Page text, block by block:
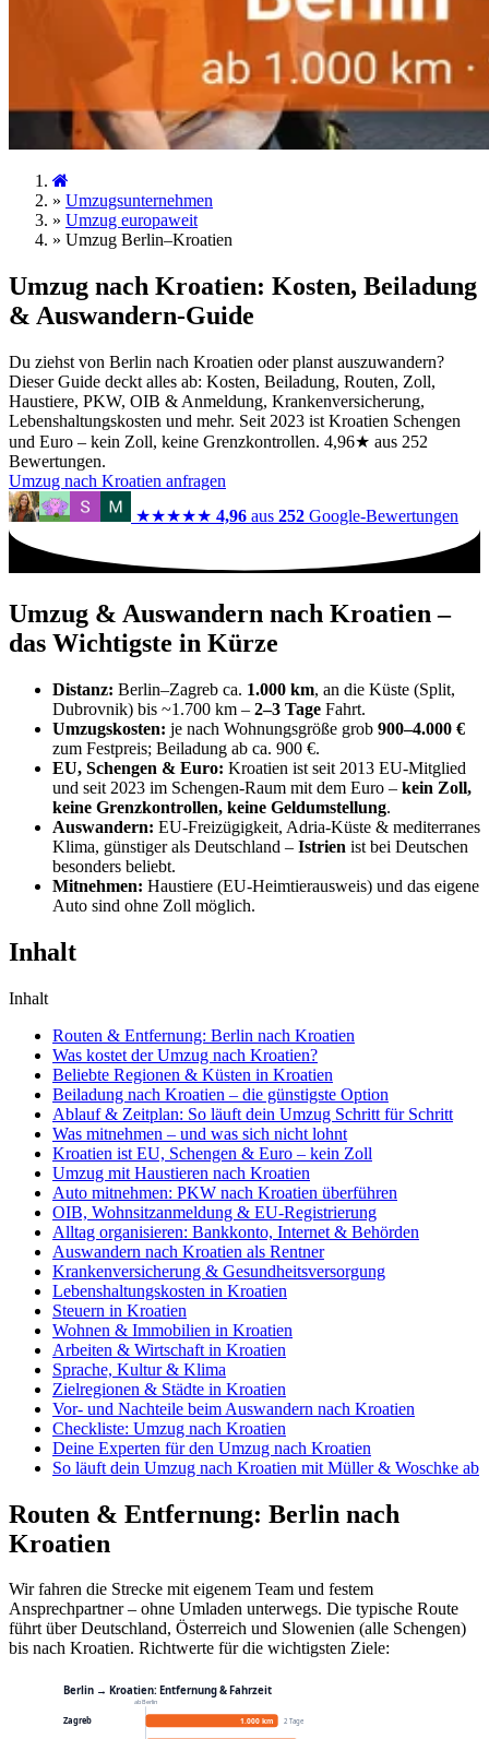
» Umzugsunternehmen
» Umzug europaweit
» Umzug Berlin–Kroatien
Umzug nach Kroatien: Kosten, Beiladung
& Auswandern-Guide
Du ziehst von Berlin nach Kroatien oder planst auszuwandern?
Dieser Guide deckt alles ab: Kosten, Beiladung, Routen, Zoll,
Haustiere, PKW, OIB & Anmeldung, Krankenversicherung,
Lebenshaltungskosten und mehr. Seit 2023 ist Kroatien Schengen
und Euro – kein Zoll, keine Grenzkontrollen. 4,96★ aus 252
Bewertungen.
Umzug nach Kroatien anfragen
★★★★★ 4,96 aus 252 Google-Bewertungen
Umzug & Auswandern nach Kroatien –
das Wichtigste in Kürze
Distanz: Berlin–Zagreb ca. 1.000 km, an die Küste (Split,
Dubrovnik) bis ~1.700 km – 2–3 Tage Fahrt.
Umzugskosten: je nach Wohnungsgröße grob 900–4.000 €
zum Festpreis; Beiladung ab ca. 900 €.
EU, Schengen & Euro: Kroatien ist seit 2013 EU-Mitglied
und seit 2023 im Schengen-Raum mit dem Euro – kein Zoll,
keine Grenzkontrollen, keine Geldumstellung.
Auswandern: EU-Freizügigkeit, Adria-Küste & mediterranes
Klima, günstiger als Deutschland – Istrien ist bei Deutschen
besonders beliebt.
Mitnehmen: Haustiere (EU-Heimtierausweis) und das eigene
Auto sind ohne Zoll möglich.
Inhalt
Inhalt
Routen & Entfernung: Berlin nach Kroatien
Was kostet der Umzug nach Kroatien?
Beliebte Regionen & Küsten in Kroatien
Beiladung nach Kroatien – die günstigste Option
Ablauf & Zeitplan: So läuft dein Umzug Schritt für Schritt
Was mitnehmen – und was sich nicht lohnt
Kroatien ist EU, Schengen & Euro – kein Zoll
Umzug mit Haustieren nach Kroatien
Auto mitnehmen: PKW nach Kroatien überführen
OIB, Wohnsitzanmeldung & EU-Registrierung
Alltag organisieren: Bankkonto, Internet & Behörden
Auswandern nach Kroatien als Rentner
Krankenversicherung & Gesundheitsversorgung
Lebenshaltungskosten in Kroatien
Steuern in Kroatien
Wohnen & Immobilien in Kroatien
Arbeiten & Wirtschaft in Kroatien
Sprache, Kultur & Klima
Zielregionen & Städte in Kroatien
Vor- und Nachteile beim Auswandern nach Kroatien
Checkliste: Umzug nach Kroatien
Deine Experten für den Umzug nach Kroatien
So läuft dein Umzug nach Kroatien mit Müller & Woschke ab
Routen & Entfernung: Berlin nach
Kroatien
Wir fahren die Strecke mit eigenem Team und festem
Ansprechpartner – ohne Umladen unterwegs. Die typische Route
führt über Deutschland, Österreich und Slowenien (alle Schengen)
bis nach Kroatien. Richtwerte für die wichtigsten Ziele:
Berlin → Kroatien: Entfernung & Fahrzeit
ab Berlin
Zagreb 1.000 km 2 Tage